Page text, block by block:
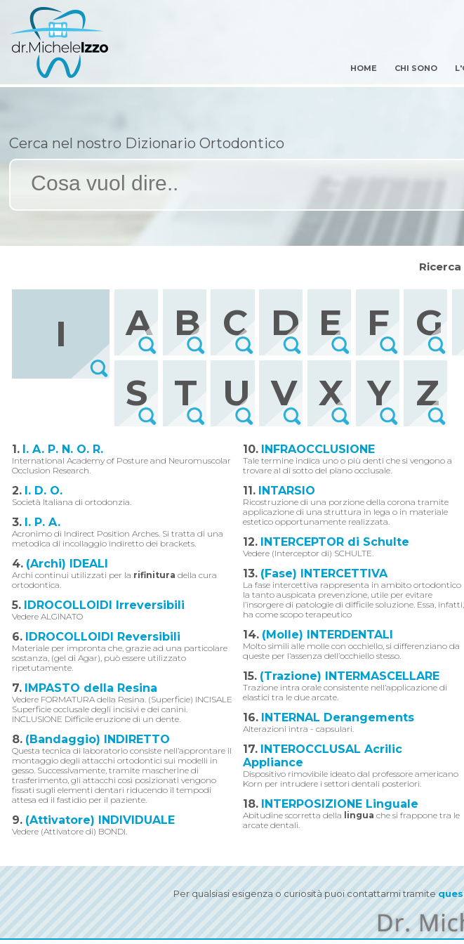
HOME CHI SONO
Cerca nel nostro Dizionario Ortodontico
I A B C D E F G
S
T U V X Y Z
1. I. A. P. N. O. R.
International Academy of Posture and Neuromuscolar
Occlusion Research.
2. I. D. O.
Società Italiana di ortodonzia.
3. I. P. A.
Acronimo di Indirect Position Arches. Si tratta di una
metodica di incollaggio indiretto dei brackets.
4. (Archi) IDEALI
Archi continui utilizzati per la rifinitura della cura
ortodontica.
5. IDROCOLLOIDI Irreversibili
Vedere ALGINATO
6. IDROCOLLOIDI Reversibili
Materiale per impronta che, grazie ad una particolare
sostanza, (gel di Agar), può essere utilizzato
ripetutamente.
7. IMPASTO della Resina
Vedere FORMATURA della Resina. (Superficie) INCISALE
Superficie occlusale degli incisivi e dei canini.
INCLUSIONE Difficile eruzione di un dente.
8. (Bandaggio) INDIRETTO
Questa tecnica di laboratorio consiste nell’approntare il
montaggio degli attacchi ortodontici sui modelli in
gesso. Successivamente, tramite mascherine di
trasferimento, gli attacchi così posizionati vengono
fissati sugli elementi dentari riducendo il tempodi
attesa ed il fastidio per il paziente.
9. (Attivatore) INDIVIDUALE
Vedere (Attivatore di) BONDI.
10. INFRAOCCLUSIONE
Tale termine indica uno o più denti che si vengono a
trovare al di sotto del piano occlusale.
11. INTARSIO
Ricostruzione di una porzione della corona tramite
applicazione di una struttura in lega o in materiale
estetico opportunamente realizzata.
12. INTERCEPTOR di Schulte
Vedere (Interceptor di) SCHULTE.
13. (Fase) INTERCETTIVA
La fase intercettiva rappresenta in ambito ortodontico
la tanto auspicata prevenzione, utile per evitare
l’insorgere di patologie di difficile soluzione. Essa, infatti,
ha come scopo terapeutico
14. (Molle) INTERDENTALI
Molto simili alle molle con occhiello, si differenziano da
queste per l’assenza dell’occhiello stesso.
15. (Trazione) INTERMASCELLARE
Trazione intra orale consistente nell’applicazione di
elastici tra le due arcate.
16. INTERNAL Derangements
Alterazioni intra - capsulari.
17. INTEROCCLUSAL Acrilic
Appliance
Dispositivo rimovibile ideato dal professore americano
Korn per intrudere i settori dentali posteriori.
18. INTERPOSIZIONE Linguale
Abitudine scorretta della lingua che si frappone tra le
arcate dentali.
Per qualsiasi esigenza o curiosità puoi contattarmi tramite